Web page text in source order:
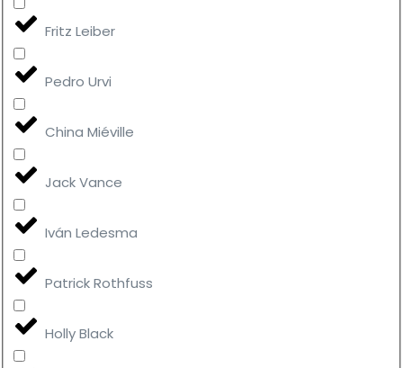
Fritz Leiber
Pedro Urvi
China Miéville
Jack Vance
Iván Ledesma
Patrick Rothfuss
Holly Black